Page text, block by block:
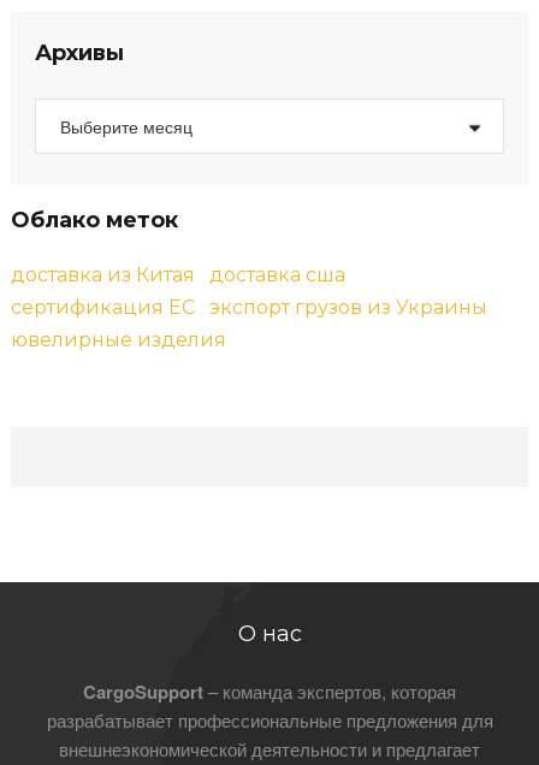
Архивы
ы
Облако меток
доставка из Китая
доставка сша
сертификация ЕС
экспорт грузов из Украины
ювелирные изделия
О нас
CargoSupport– команда экспертов, которая
разрабатывает профессиональные предложения для
внешнеэкономической деятельности и предлагает